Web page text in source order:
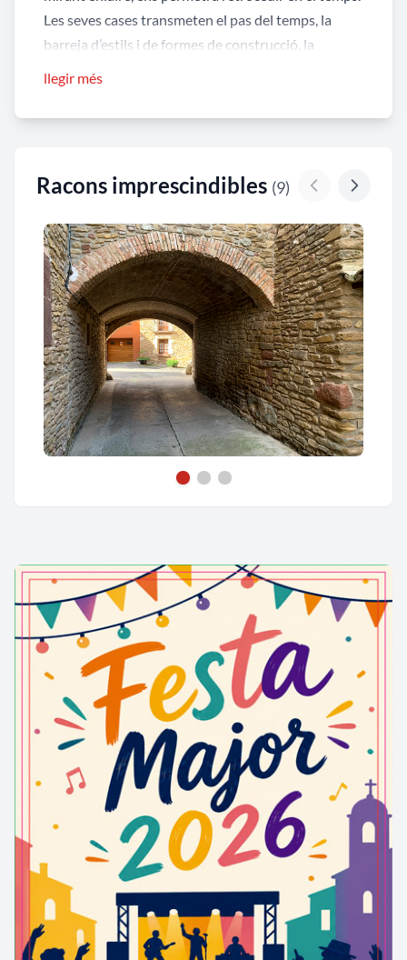
Les seves cases transmeten el pas del temps, la
barreja d’estils i de formes de construcció, la
escrupolosament un fràgil equilibri amb la
llegir més
Racons imprescindibles (9)
Antiga Sagrera de Seva ***